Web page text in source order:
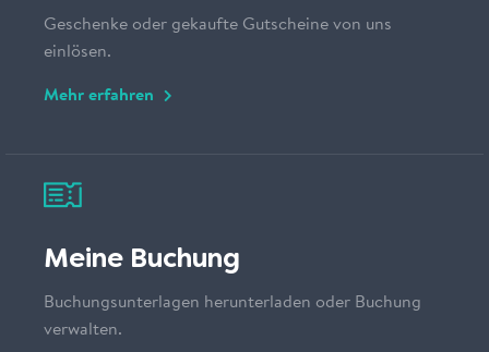
Geschenke oder gekaufte Gutscheine von uns
einlösen.
Mehr erfahren
Meine Buchung
Buchungsunterlagen herunterladen oder Buchung
verwalten.